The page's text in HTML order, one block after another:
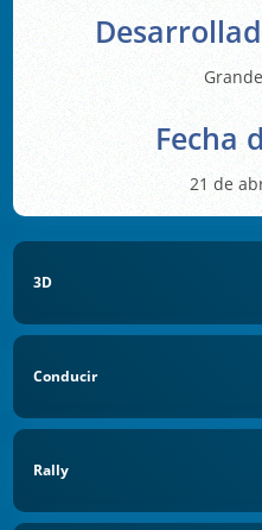
Fecha
21 de
3D
Conducir
Rally